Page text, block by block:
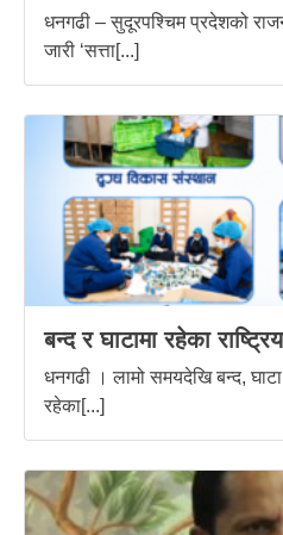
धनगढी – सुदूरपश्चिम प्रदेशको
जारी ‘सत्ता[...]
बन्द र घाटामा रहेका
धनगढी । लामो समयदेखि बन्द,
रहेका[...]